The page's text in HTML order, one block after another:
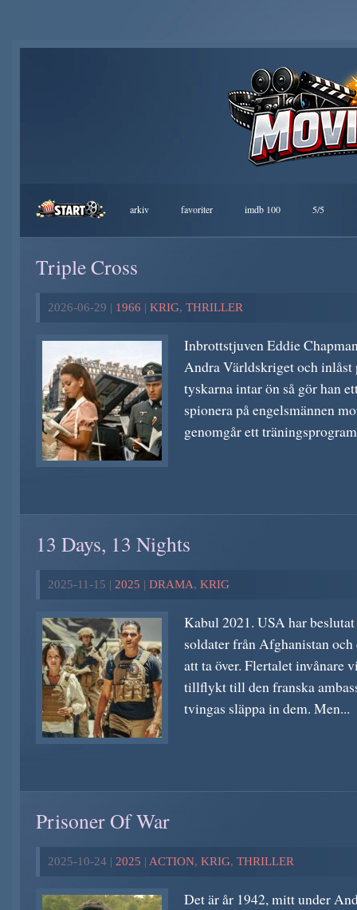
arkiv favoriter imdb 100 5/5
Triple Cross
2026-06-29 | 1966 | KRIG, THRILLER
Inbrottstjuven Eddie
Andra Världskriget och inlåst
tyskarna intar ön så gör han
spionera på engelsmännen
genomgår ett
13 Days, 13 Nights
2025-11-15 | 2025 | DRAMA, KRIG
Kabul 2021. USA har
soldater från Afghanistan och
att ta över. Flertalet invånare
tillflykt till den franska
tvingas släppa in dem. Men...
Prisoner Of War
2025-10-24 | 2025 | ACTION, KRIG, THRILLER
Det är år 1942, mitt under